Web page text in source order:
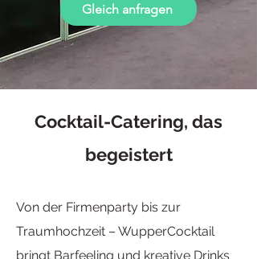
Gleich anfragen
Cocktail-Catering, das
begeistert
Von der Firmenparty bis zur
Traumhochzeit – WupperCocktail
bringt Barfeeling und kreative Drinks